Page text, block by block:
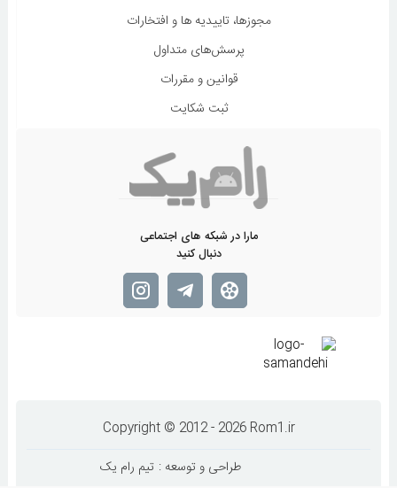
مجوزها، تاییدیه ها و افتخارات
پرسش‌های متداول
قوانین و مقررات
ثبت شکایت
مارا در شبکه های اجتماعی
دنبال کنید
Copyright © 2012 - 2026 Rom1.ir
تیم رام یک طراحی و توسعه :